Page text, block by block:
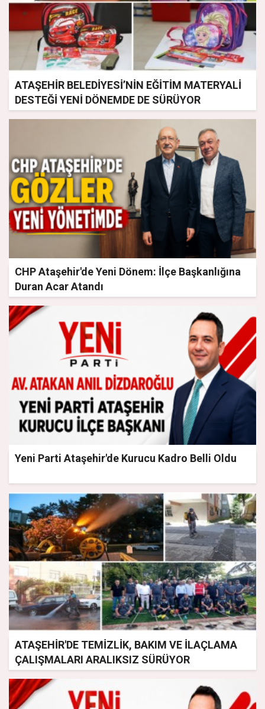
ATAŞEHİR BELEDİYESİ’NİN EĞİTİM MATERYALİ
DESTEĞİ YENİ DÖNEMDE DE SÜRÜYOR
CHP Ataşehir'de Yeni Dönem: İlçe Başkanlığına
Duran Acar Atandı
Yeni Parti Ataşehir'de Kurucu Kadro Belli Oldu
ATAŞEHİR'DE TEMİZLİK, BAKIM VE İLAÇLAMA
ÇALIŞMALARI ARALIKSIZ SÜRÜYOR